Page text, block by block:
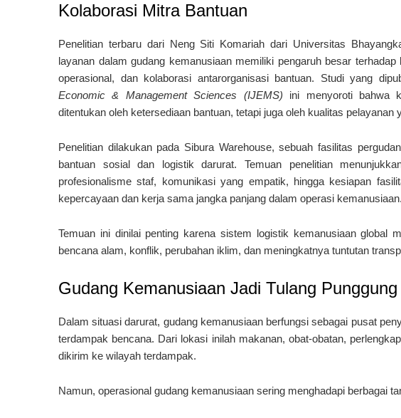
Kolaborasi Mitra Bantuan
Penelitian terbaru dari Neng Siti Komariah dari Universitas
layanan dalam gudang kemanusiaan memiliki pengaruh besar
operasional, dan kolaborasi antarorganisasi bantuan. Studi yang
Economic & Management Sciences (IJEMS) ini menyoroti bahwa
ditentukan oleh ketersediaan bantuan, tetapi juga oleh kualitas
Penelitian dilakukan pada Sibura Warehouse, sebuah fasilitas
bantuan sosial dan logistik darurat. Temuan penelitian
profesionalisme staf, komunikasi yang empatik, hingga kesiapan
kepercayaan dan kerja sama jangka panjang dalam operasi kemanusiaan.
Temuan ini dinilai penting karena sistem logistik kemanusiaan global
bencana alam, konflik, perubahan iklim, dan meningkatnya tuntutan
Gudang Kemanusiaan Jadi Tulang
Dalam situasi darurat, gudang kemanusiaan berfungsi sebagai pusat
terdampak bencana. Dari lokasi inilah makanan, obat-obatan,
dikirim ke wilayah terdampak.
Namun, operasional gudang kemanusiaan sering menghadapi berbagai